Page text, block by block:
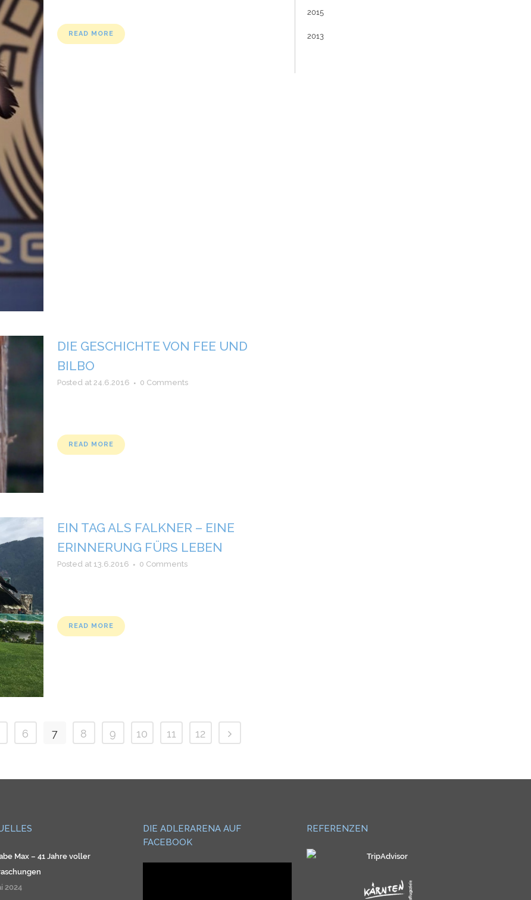
READ MORE
DIE GESCHICHTE VON FEE UND
BILBO
Posted at 24.6.2016 0 Comments
READ MORE
EIN TAG ALS FALKNER – EINE
ERINNERUNG FÜRS LEBEN
Posted at 13.6.2016 0 Comments
READ MORE
6 7 8 9 10 11 12
2015
2013
Max – 41 Jahre voller
2024
DIE ADLERARENA AUF
FACEBOOK
REFERENZEN